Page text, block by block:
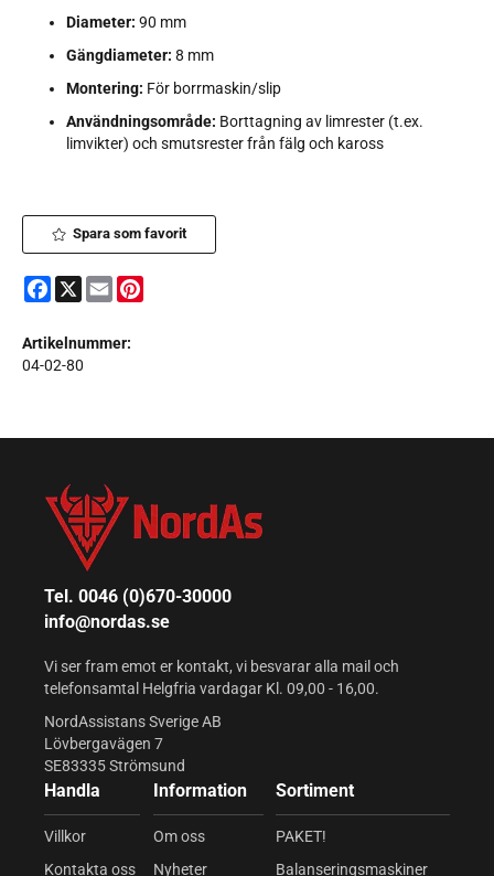
Diameter: 90 mm
Gängdiameter: 8 mm
Montering: För borrmaskin/slip
Användningsområde: Borttagning av limrester (t.ex.
limvikter) och smutsrester från fälg och kaross
Spara som favorit
Facebook
X Email
Artikelnummer:
04-02-80
Tel. 0046 (0)670-30000
info@nordas.se
Vi ser fram emot er kontakt, vi besvarar alla mail och
telefonsamtal Helgfria vardagar Kl. 09,00 - 16,00.
NordAssistans Sverige AB
Lövbergavägen 7
SE83335 Strömsund
Handla
Villkor
Kontakta oss
Information
Om oss
Nyheter
Sortiment
PAKET!
Balanseringsmaskiner